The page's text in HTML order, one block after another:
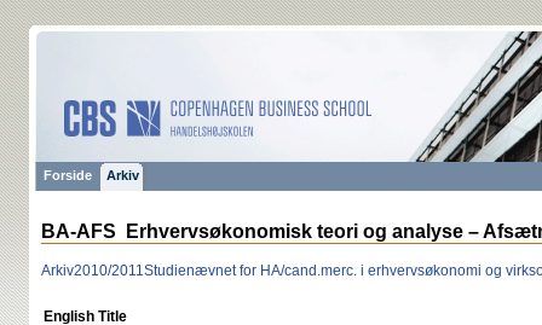
Forside Arkiv
BA-AFS Erhvervsøkonomisk teori og analyse –
Arkiv2010/2011Studienævnet for HA/cand.merc. i erhvervsøkonomi og
English Title